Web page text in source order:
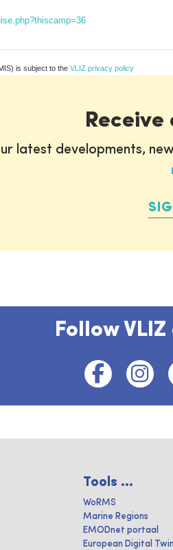
is subject to the VLIZ privacy policy
latest developments,
Follow
Tools ...
WoRMS
Marine Regions
EMODnet portaal
European Digital